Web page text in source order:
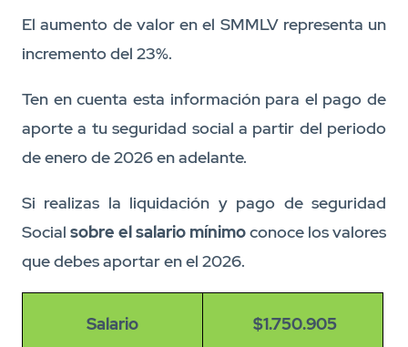
El aumento de valor en el SMMLV representa un
incremento del 23%.
Ten en cuenta esta información para el pago de
aporte a tu seguridad social a partir del periodo
de enero de 2026 en adelante.
Si realizas la liquidación y pago de seguridad
Social sobre el salario mínimoconoce los valores
que debes aportar en el 2026.
Salario $1.750.905